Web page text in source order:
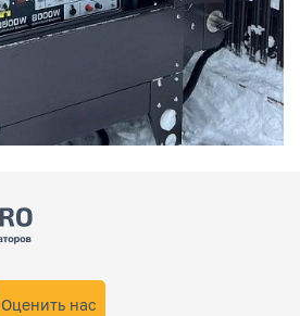
Оценить нас